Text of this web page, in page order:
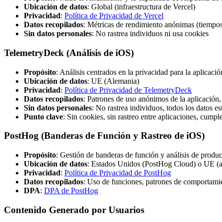
Ubicación de datos: Global (infraestructura de Vercel)
Privacidad: Política de Privacidad de Vercel
Datos recopilados: Métricas de rendimiento anónimas
Sin datos personales: No rastrea individuos ni usa cookies
TelemetryDeck (Análisis de iOS)
Propósito: Análisis centrados en la privacidad para la
Ubicación de datos: UE (Alemania)
Privacidad: Política de Privacidad de TelemetryDeck
Datos recopilados: Patrones de uso anónimos de la
Sin datos personales: No rastrea individuos, todos los datos
Punto clave: Sin cookies, sin rastreo entre aplicaciones,
PostHog (Banderas de Función y Rastreo de iOS)
Propósito: Gestión de banderas de función y análisis de
Ubicación de datos: Estados Unidos (PostHog Cloud) o UE
Privacidad: Política de Privacidad de PostHog
Datos recopilados: Uso de funciones, patrones de
DPA: DPA de PostHog
Contenido Generado por Usuarios